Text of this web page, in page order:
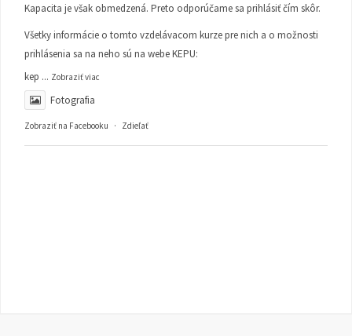
Kapacita je však obmedzená. Preto odporúčame sa prihlásiť čím skôr.
Všetky informácie o tomto vzdelávacom kurze pre nich a o možnosti
prihlásenia sa na neho sú na webe KEPU:
kep ... Zobraziť viac
Fotografia
Zobraziť na Facebooku · Zdieľať